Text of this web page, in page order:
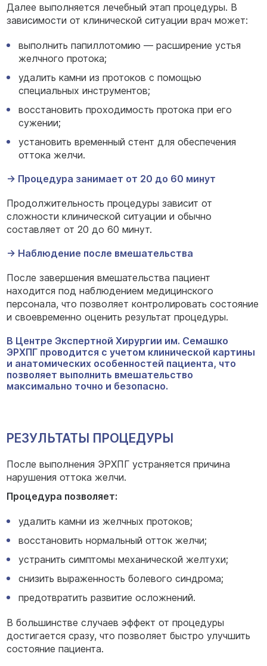
Далее выполняется лечебный этап процедуры. В
зависимости от клинической ситуации врач может:
выполнить папиллотомию — расширение устья
желчного протока;
удалить камни из протоков с помощью
специальных инструментов;
восстановить проходимость протока при его
сужении;
установить временный стент для обеспечения
оттока желчи.
→ Процедура занимает от 20 до 60 минут
Продолжительность процедуры зависит от
сложности клинической ситуации и обычно
составляет от 20 до 60 минут.
→ Наблюдение после вмешательства
После завершения вмешательства пациент
находится под наблюдением медицинского
персонала, что позволяет контролировать состояние
и своевременно оценить результат процедуры.
В Центре Экспертной Хирургии им. Семашко
ЭРХПГ проводится с учетом клинической картины
и анатомических особенностей пациента, что
позволяет выполнить вмешательство
максимально точно и безопасно.
РЕЗУЛЬТАТЫ ПРОЦЕДУРЫ
После выполнения ЭРХПГ устраняется причина
нарушения оттока желчи.
Процедура позволяет:
удалить камни из желчных протоков;
восстановить нормальный отток желчи;
устранить симптомы механической желтухи;
снизить выраженность болевого синдрома;
предотвратить развитие осложнений.
В большинстве случаев эффект от процедуры
достигается сразу, что позволяет быстро улучшить
состояние пациента.